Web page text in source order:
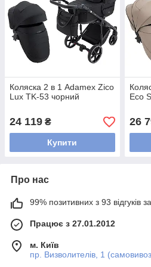
Коляска 2 в 1 Adamex Zico
Lux TK-53 чорний
24 119 ₴
Купити
Eco
26
Про нас
99% позитивних з 93 відгуків
Працює з 27.01.2012
м. Київ
пр. Визволителів, 1